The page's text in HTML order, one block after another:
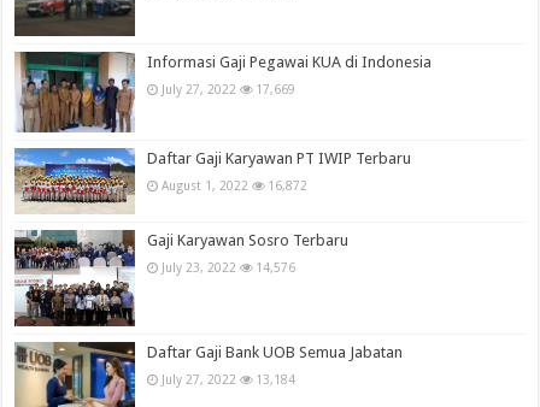
Informasi Gaji Pegawai KUA di Indonesia
July 27, 2022 17,669
Daftar Gaji Karyawan PT IWIP Terbaru
August 1, 2022 16,872
Gaji Karyawan Sosro Terbaru
July 23, 2022 14,576
Daftar Gaji Bank UOB Semua Jabatan
July 27, 2022 13,184